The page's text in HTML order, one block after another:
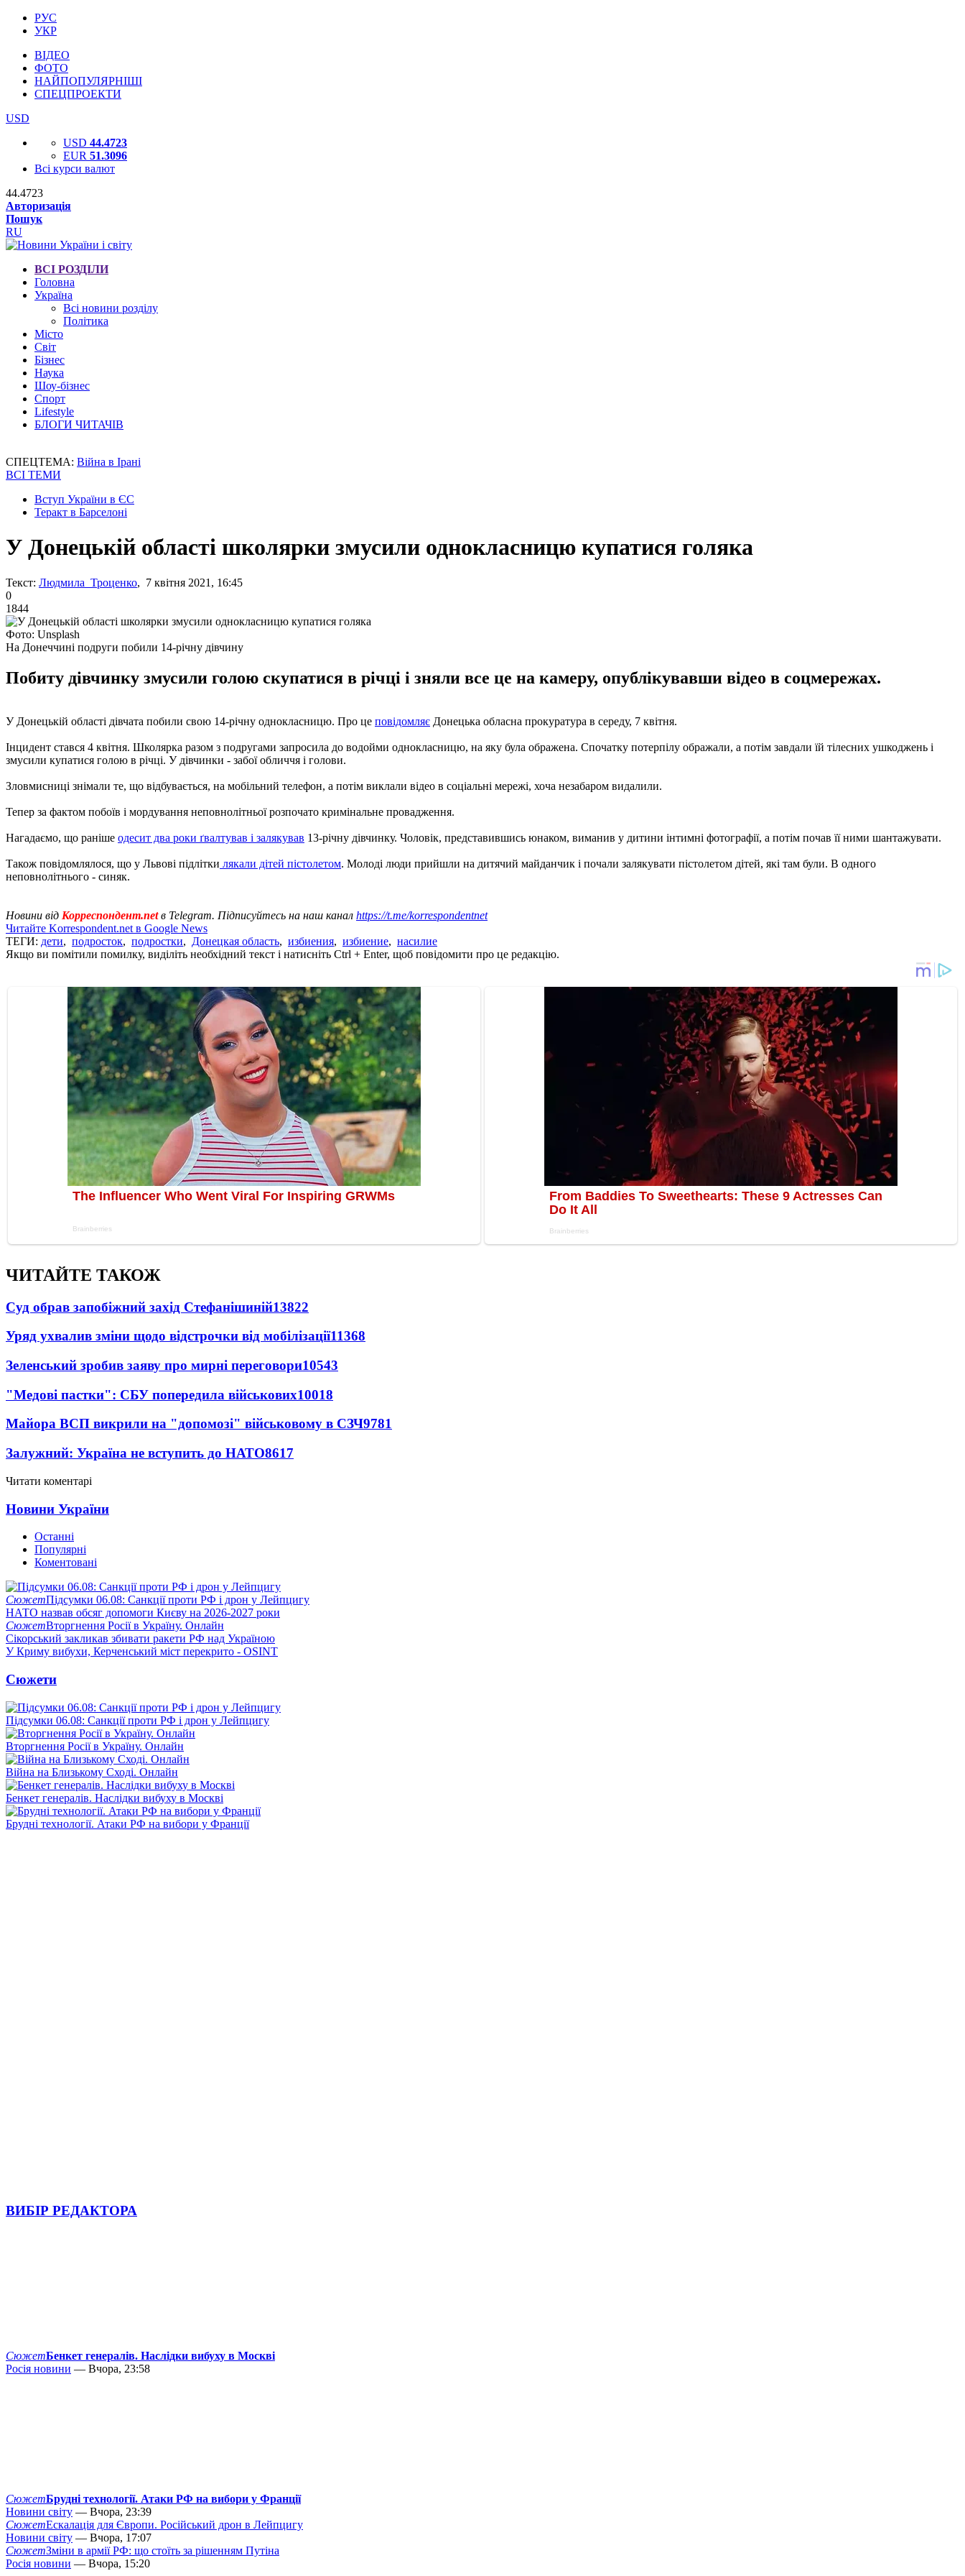
РУС
УКР
ВІДЕО
ФОТО
НАЙПОПУЛЯРНІШІ
СПЕЦПРОЕКТИ
USD
USD 44.4723
EUR 51.3096
Всі курси валют
44.4723
Авторизація
Пошук
RU
ВСІ РОЗДІЛИ
Головна
Україна
Всі новини розділу
Політика
Місто
Світ
Бізнес
Наука
Шоу-бізнес
Спорт
Lifestyle
БЛОГИ ЧИТАЧІВ
СПЕЦТЕМА: Війна в Ірані
ВСІ ТЕМИ
Вступ України в ЄС
Теракт в Барселоні
У Донецькій області школярки змусили однокласницю купатися голяка
Текст: Людмила Троценко, 7 квітня 2021, 16:45
0
1844
Фото: Unsplash
На Донеччині подруги побили 14-річну дівчину
Побиту дівчинку змусили голою скупатися в річці і зняли все це на камеру, опублікувавши відео в соцмережах.
У Донецькій області дівчата побили свою 14-річну однокласницю. Про це повідомляє Донецька обласна прокуратура в середу, 7 квітня.
Інцидент стався 4 квітня. Школярка разом з подругами запросила до водойми однокласницю, на яку була ображена. Спочатку потерпілу ображали, а потім завдали їй тілесних ушкоджень і
змусили купатися голою в річці. У дівчинки - забої обличчя і голови.
Зловмисниці знімали те, що відбувається, на мобільний телефон, а потім виклали відео в соціальні мережі, хоча незабаром видалили.
Тепер за фактом побоїв і мордування неповнолітньої розпочато кримінальне провадження.
Нагадаємо, що раніше одесит два роки ґвалтував і залякував 13-річну дівчинку. Чоловік, представившись юнаком, виманив у дитини інтимні фотографії, а потім почав її ними шантажувати.
Також повідомлялося, що у Львові підлітки лякали дітей пістолетом. Молоді люди прийшли на дитячий майданчик і почали залякувати пістолетом дітей, які там були. В одного
неповнолітнього - синяк.
Новини від Корреспондент.netв Telegram. Підписуйтесь на наш канал https://t.me/korrespondentnet
Читайте Korrespondent.net в Google News
ТЕГИ: дети, подросток, подростки, Донецкая область, избиения, избиение, насилие
Якщо ви помітили помилку, виділіть необхідний текст і натисніть Ctrl + Enter, щоб повідомити про це редакцію.
ЧИТАЙТЕ ТАКОЖ
Суд обрав запобіжний захід Стефанішиній13822
Уряд ухвалив зміни щодо відстрочки від мобілізації11368
Зеленський зробив заяву про мирні переговори10543
"Медові пастки": СБУ попередила військових10018
Майора ВСП викрили на "допомозі" військовому в СЗЧ9781
Залужний: Україна не вступить до НАТО8617
Читати коментарі
Новини України
Останні
Популярні
Коментовані
СюжетПідсумки 06.08: Санкції проти РФ і дрон у Лейпцигу
НАТО назвав обсяг допомоги Києву на 2026-2027 роки
СюжетВторгнення Росії в Україну. Онлайн
Сікорський закликав збивати ракети РФ над Україною
У Криму вибухи, Керченський міст перекрито - OSINT
Сюжети
Підсумки 06.08: Санкції проти РФ і дрон у Лейпцигу
Вторгнення Росії в Україну. Онлайн
Війна на Близькому Сході. Онлайн
Бенкет генералів. Наслідки вибуху в Москві
Брудні технології. Атаки РФ на вибори у Франції
ВИБІР РЕДАКТОРА
СюжетБенкет генералів. Наслідки вибуху в Москві
Росія новини — Вчора, 23:58
СюжетБрудні технології. Атаки РФ на вибори у Франції
Новини світу — Вчора, 23:39
СюжетЕскалація для Європи. Російський дрон в Лейпцигу
Новини світу — Вчора, 17:07
СюжетЗміни в армії РФ: що стоїть за рішенням Путіна
Росія новини — Вчора, 15:20